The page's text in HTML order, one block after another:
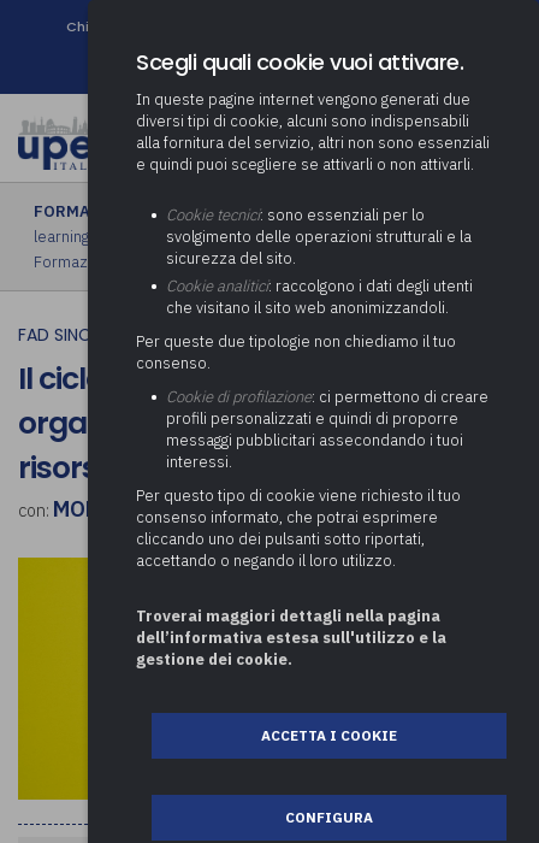
Chi siamo
Newsletter
FORMAZIONE ›FAD sincrona (in diretta)|FAD asincrona (e-
learning)
Formazione obbligatoria|Formazione in aula|
Formazione in house|Piano formativo gratuito associati
FAD SINCRONA (IN DIRETTA)
Il ciclo di vita di un evento:
organizzazione, adempimenti e
risorse
con: MONICA SALVO
Scegli quali cookie vuoi attivare.
In queste pagine internet vengono generati due
diversi tipi di cookie, alcuni sono indispensabili
alla fornitura del servizio, altri non sono essenziali
e quindi puoi scegliere se attivarli o non attivarli.
Cookie tecnici: sono essenziali per lo
svolgimento delle operazioni strutturali e la
sicurezza del sito.
Cookie analitici: raccolgono i dati degli utenti
che visitano il sito web anonimizzandoli.
Per queste due tipologie non chiediamo il tuo
consenso.
Cookie di profilazione: ci permettono di creare
profili personalizzati e quindi di proporre
messaggi pubblicitari assecondando i tuoi
interessi.
Per questo tipo di cookie viene richiesto il tuo
consenso informato, che potrai esprimere
cliccando uno dei pulsanti sotto riportati,
accettando o negando il loro utilizzo.
Troverai maggiori dettagli nella pagina
dell’informativa estesa sull'utilizzo e la
gestione dei cookie.
ACCETTA I COOKIE
CONFIGURA